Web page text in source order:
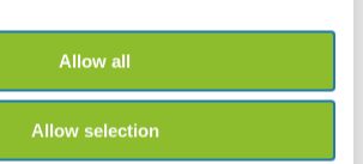
Allow all
Allow selection